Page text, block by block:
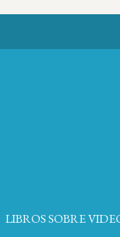
LIBROS SOBRE